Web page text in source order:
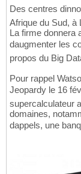
Des centres
Afrique du Sud, à
La firme donnera
daugmenter les
propos du Big
Pour rappel
Jeopardy le 16
supercalculateur
domaines,
dappels, une